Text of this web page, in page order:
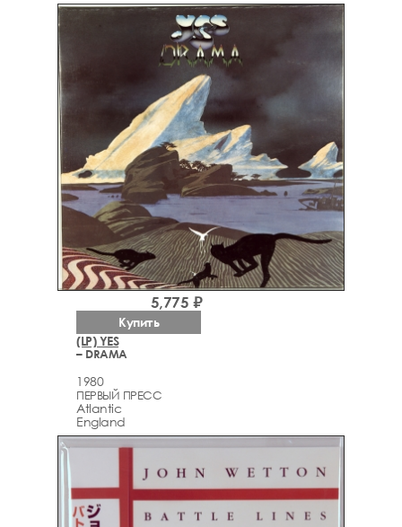
(LP) YES
– DRAMA
1980
ПЕРВЫЙ ПРЕСС
Atlantic
England
5,775 ₽
Купить